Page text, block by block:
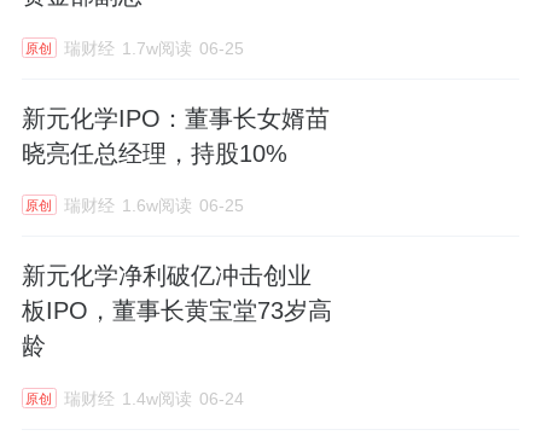
原创 瑞财经 1.7w阅读 06-25
新元化学IPO：董事长女婿苗
晓亮任总经理，持股10%
原创 瑞财经 1.6w阅读 06-25
新元化学净利破亿冲击创业
板IPO，董事长黄宝堂73岁高
龄
原创 瑞财经 1.4w阅读 06-24